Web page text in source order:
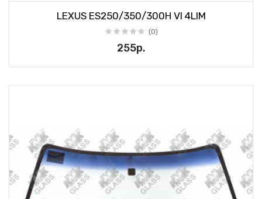
LEXUS ES250/350/300H VI 4LIM
(0)
255р.